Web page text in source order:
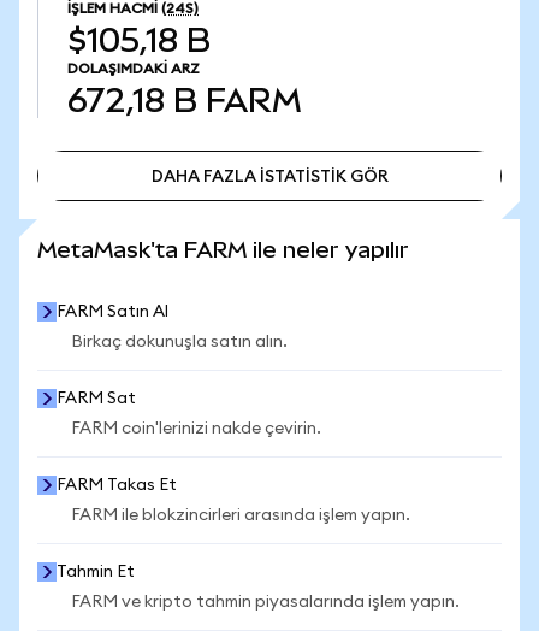
İŞLEM HACMI (24S)
$105,18 B
DOLAŞIMDAKI ARZ
672,18 B FARM
DAHA FAZLA İSTATİSTİK GÖR
MetaMask'ta FARM ile neler yapılır
FARM Satın Al
Birkaç dokunuşla satın alın.
FARM Sat
FARM coin'lerinizi nakde çevirin.
FARM Takas Et
FARM ile blokzincirleri arasında işlem yapın.
Tahmin Et
FARM ve kripto tahmin piyasalarında işlem yapın.